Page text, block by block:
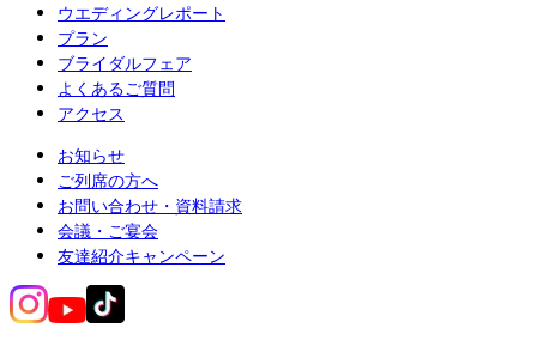
ウエディングレポート
プラン
ブライダルフェア
よくあるご質問
アクセス
お知らせ
ご列席の方へ
お問い合わせ・資料請求
会議・ご宴会
友達紹介キャンペーン